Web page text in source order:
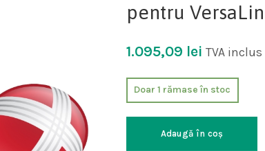
pentru
1.095,09 lei TVA inclus
Doar 1 rămase în stoc
Adaugă în coș